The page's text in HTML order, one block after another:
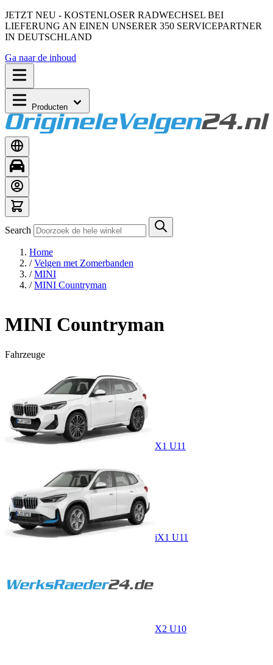
JETZT NEU - KOSTENLOSER RADWECHSEL BEI
LIEFERUNG AN EINEN UNSERER 350 SERVICEPARTNER
IN DEUTSCHLAND
Ga naar de inhoud
Producten
Search
Home
/ Velgen met Zomerbanden
/ MINI
/ MINI Countryman
MINI Countryman
Fahrzeuge
X1 U11
iX1 U11
X2 U10